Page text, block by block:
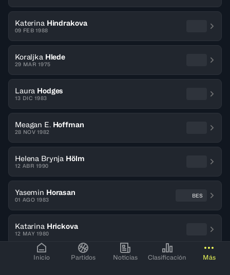
Inicio Partidos Noticias Clasificación Más
Katerina Hindrakova
09 FEB 1988
Koraljka Hlede
29 MAR 1975
Laura Hodges
13 DIC 1983
Meagan E. Hoffman
28 NOV 1982
Helena Brynja Hölm
12 ABR 1990
Yasemin Horasan
01 AGO 1983
BES
Katarina Hrickova
12 MAY 1980